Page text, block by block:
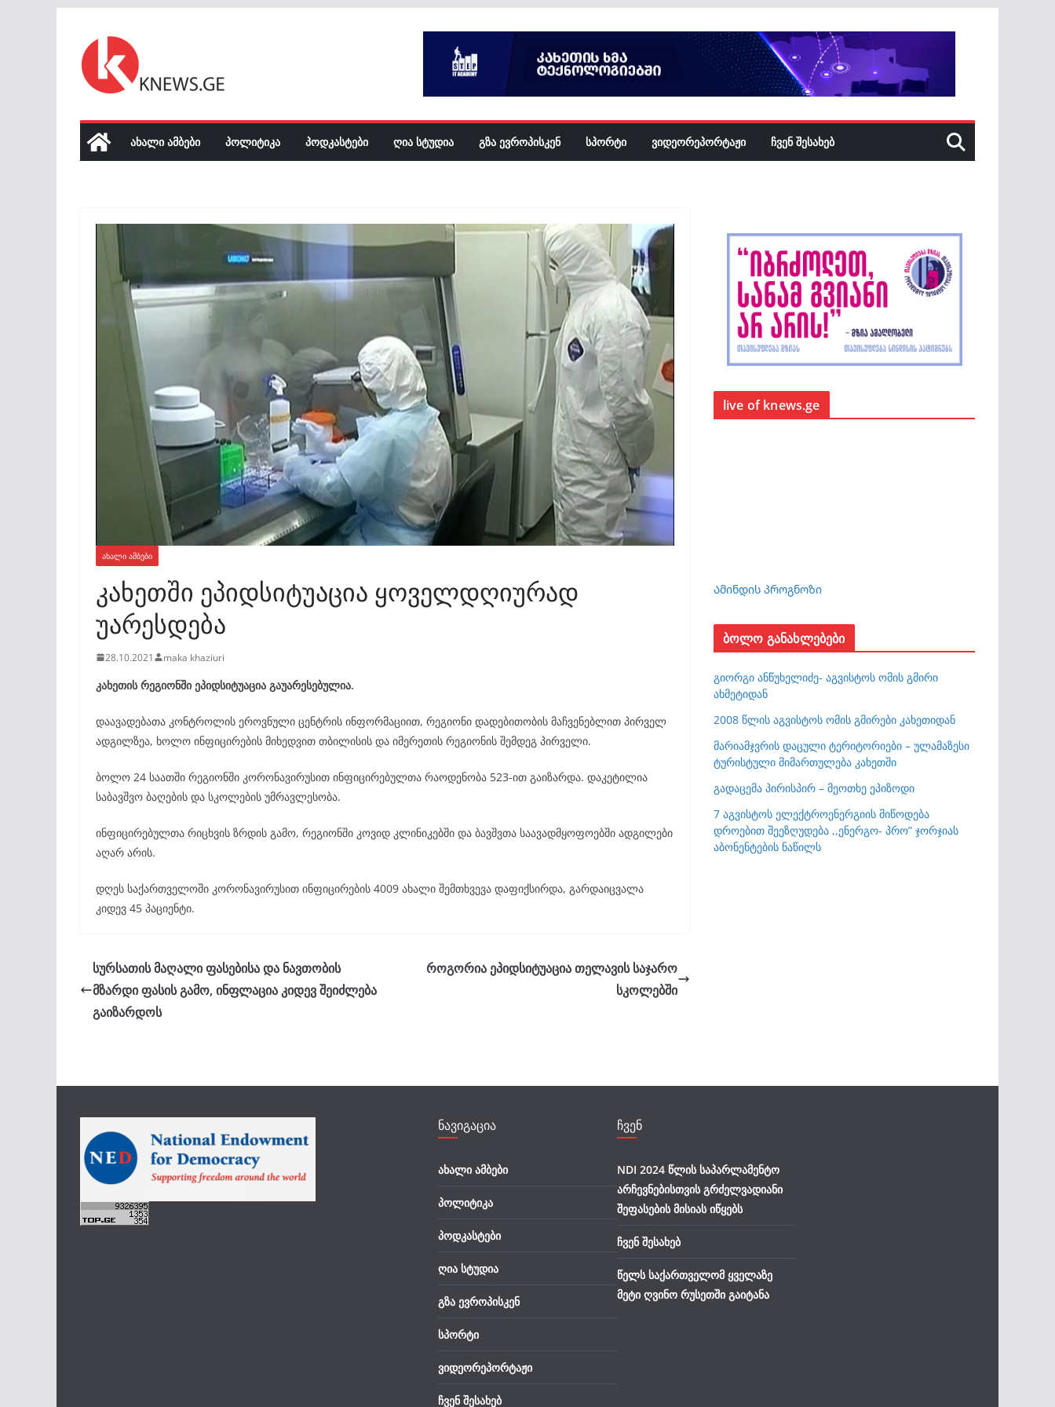
content
ᲐᲮᲐᲚᲘ ᲐᲛᲑᲔᲑᲘ ᲞᲝᲚᲘᲢᲘᲙᲐ ᲞᲝᲓᲙᲐᲡᲢᲔᲑᲘ ᲦᲘᲐ ᲡᲢᲣᲓᲘᲐ ᲒᲖᲐ ᲔᲕᲠᲝᲞᲘᲡᲙᲔᲜ ᲡᲞᲝᲠᲢᲘ ᲕᲘᲓᲔᲝᲠᲔᲞᲝᲠᲢᲐᲟᲘ ᲩᲕᲔᲜ ᲨᲔᲡᲐᲮᲔᲑ
ᲐᲮᲐᲚᲘ ᲐᲛᲑᲔᲑᲘ
კახეთში ეპიდსიტუაცია ყოველდღიურად
უარესდება
28.10.2021 maka khaziuri
კახეთის რეგიონში ეპიდსიტუაცია გაუარესებულია.
დაავადებათა კონტროლის ეროვნული ცენტრის ინფორმაციით, რეგიონი დადებითობის მაჩვენებლით პირველ
ადგილზეა, ხოლო ინფიცირების მიხედვით თბილისის და იმერეთის რეგიონის შემდეგ პირველი.
ბოლო 24 საათში რეგიონში კორონავირუსით ინფიცირებულთა რაოდენობა 523-ით გაიზარდა. დაკეტილია
საბავშვო ბაღების და სკოლების უმრავლესობა.
ინფიცირებულთა რიცხვის ზრდის გამო, რეგიონში კოვიდ კლინიკებში და ბავშვთა საავადმყოფოებში ადგილები
აღარ არის.
დღეს საქართველოში კორონავირუსით ინფიცირების 4009 ახალი შემთხვევა დაფიქსირდა, გარდაიცვალა
კიდევ 45 პაციენტი.
სურსათის მაღალი ფასებისა და ნავთობის
მზარდი ფასის გამო, ინფლაცია კიდევ შეიძლება
გაიზარდოს
როგორია ეპიდსიტუაცია თელავის საჯარო
სკოლებში
live of knews.ge
Ამინდის პროგნოზი
ბოლო განახლებები
გიორგი ანწუხელიძე- აგვისტოს ომის გმირი
ახმეტიდან
2008 წლის აგვისტოს ომის გმირები კახეთიდან
მარიამჯვრის დაცული ტერიტორიები – ულამაზესი
ტურისტული მიმართულება კახეთში
გადაცემა პირისპირ – მეოთხე ეპიზოდი
7 აგვისტოს ელექტროენერგიის მიწოდება
დროებით შეეზღუდება ,,ენერგო- პრო” ჯორჯიას
აბონენტების ნაწილს
ნავიგაცია
ახალი ამბები
პოლიტიკა
პოდკასტები
ღია სტუდია
გზა ევროპისკენ
სპორტი
ვიდეორეპორტაჟი
ჩვენ შესახებ
ჩვენ
NDI 2024 წლის საპარლამენტო
არჩევნებისთვის გრძელვადიანი
შეფასების მისიას იწყებს
ჩვენ შესახებ
წელს საქართველომ ყველაზე
მეტი ღვინო რუსეთში გაიტანა